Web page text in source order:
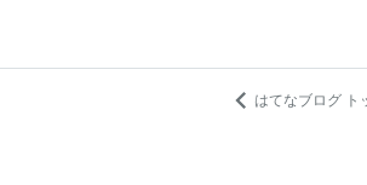
はてなブログ ト